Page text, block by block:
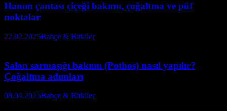
Hanım çantası çiçeği bakımı, çoğaltma ve püf
noktalar
22.02.2025Bahçe & Bitkiler
Salon sarmaşığı bakımı (Pothos) nasıl yapılır?
Çoğaltma adımları
08.04.2025Bahçe & Bitkiler